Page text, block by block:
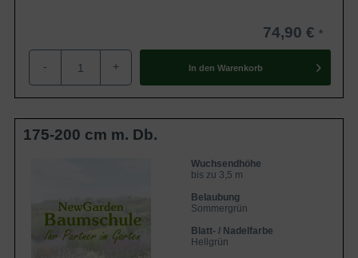
74,90 €
- + In den Warenkorb
175-200 cm m. Db.
Wuchsendhöhe
bis zu 3,5 m
Belaubung
Sommergrün
Blatt- / Nadelfarbe
Hellgrün